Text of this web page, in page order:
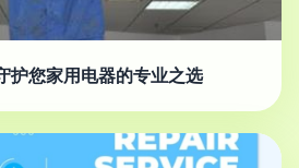
护您家用电器的专业之选